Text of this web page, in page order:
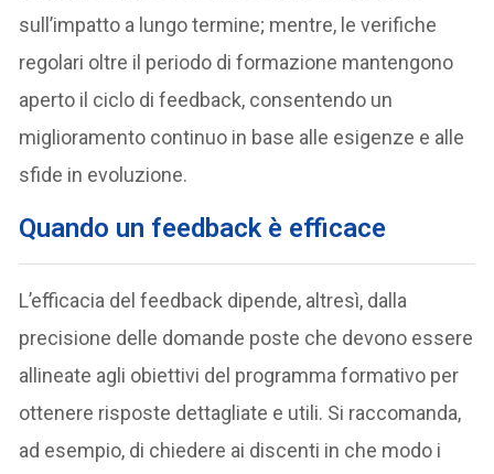
sull’impatto a lungo termine; mentre, le verifiche
regolari oltre il periodo di formazione mantengono
aperto il ciclo di feedback, consentendo un
miglioramento continuo in base alle esigenze e alle
sfide in evoluzione.
Quando un feedback è efficace
L’efficacia del feedback dipende, altresì, dalla
precisione delle domande poste che devono essere
allineate agli obiettivi del programma formativo per
ottenere risposte dettagliate e utili. Si raccomanda,
ad esempio, di chiedere ai discenti in che modo i